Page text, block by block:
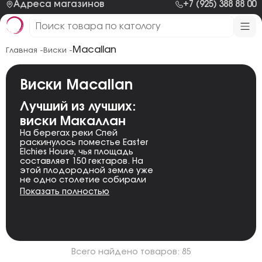
Адреса магазинов +7 (925) 388 88 00
Главная - Виски - Macallan
Виски Macallan
Лучший из лучших:
виски Макаллан
На берегах реки Спей
раскинулось поместье Easter
Elchies House, чья площадь
составляет 150 гектаров. На
этой плодородной земле уже
не одно столетие собирали
хорошие урожаи ячменя для
сочетание слов «magh» (от
Показать полностью
Всего найдено товаров: 85